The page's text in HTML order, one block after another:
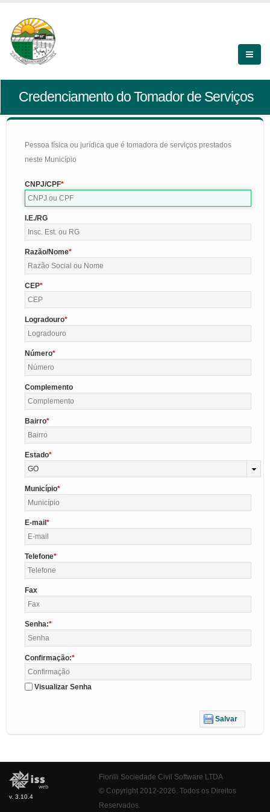
Credenciamento do Tomador de Serviços
Pessoa física ou jurídica que é tomadora de serviços prestados
neste Município
CNPJ/CPF
I.E./RG
Razão/Nome
CEP
Logradouro
Número
Complemento
Bairro
Estado
GO
Município
E-mail
Telefone
Fax
Senha:
Confirmação:
Visualizar Senha
Salvar
v. 3.10.4
Fiorilli Sociedade Civil Software LTDA
© Copyright 2012-2026. Todos os Direitos
Reservados.